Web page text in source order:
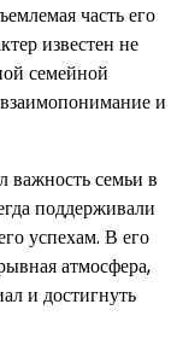
часть его
известен не
семейной
и
важность семьи в
поддерживали
успехам. В его
атмосфера,
и достигнуть